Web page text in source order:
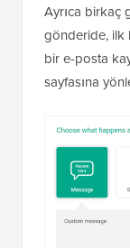
Ayrıca birkaç
gönderide, ilk
bir e-posta
sayfasına